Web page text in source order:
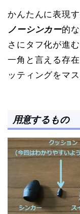
かんたんに表現
ノーシンカー的
さにタフ化が進
一角と言える存
ッティングをマ
用意するもの